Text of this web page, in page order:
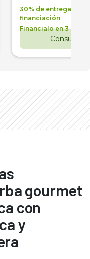
30% de entrega +
financiación
Financialo en 3 años
Consultar
gourmet
con
y